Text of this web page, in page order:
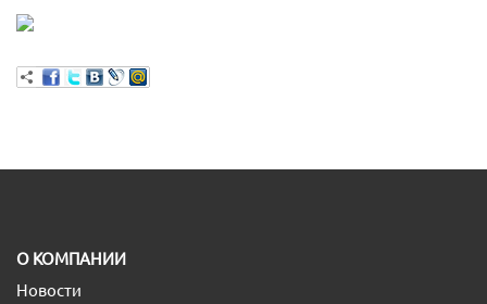
O КОМПАНИИ
Новости